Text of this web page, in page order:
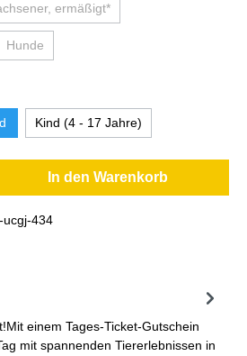
ermäßigt*
Hunde
Kind (4 - 17 Jahre)
In den Warenkorb
ucgj-434
einem Tages-Ticket-Gutschein
mit spannenden Tiererlebnissen in